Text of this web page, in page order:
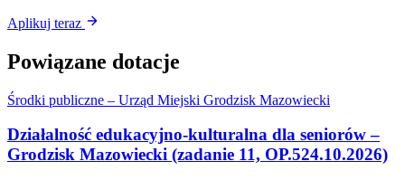
Aplikuj teraz
Powiązane dotacje
Środki publiczne – Urząd Miejski Grodzisk Mazowiecki
Działalność edukacyjno-kulturalna dla seniorów –
Grodzisk Mazowiecki (zadanie 11, OP.524.10.2026)